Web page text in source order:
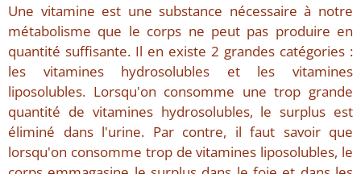
Une vitamine est une substance nécessaire à notre
métabolisme que le corps ne peut pas produire en
quantité suffisante. Il en existe 2 grandes catégories :
les vitamines hydrosolubles et les vitamines
liposolubles. Lorsqu'on consomme une trop grande
quantité de vitamines hydrosolubles, le surplus est
éliminé dans l'urine. Par contre, il faut savoir que
lorsqu'on consomme trop de vitamines liposolubles, le